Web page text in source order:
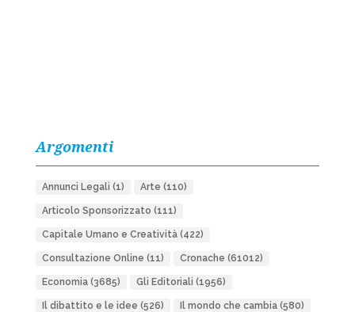
Argomenti
Annunci Legali (1) Arte (110)
Articolo Sponsorizzato (111)
Capitale Umano e Creatività(422)
Consultazione Online (11) Cronache (61012)
Economia(3685) Gli Editoriali (1956)
Il dibattito e le idee (526) Il mondo che cambia(580)